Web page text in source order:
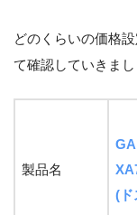
どのくらいの価格
て確認していきまし
製品名
(ド